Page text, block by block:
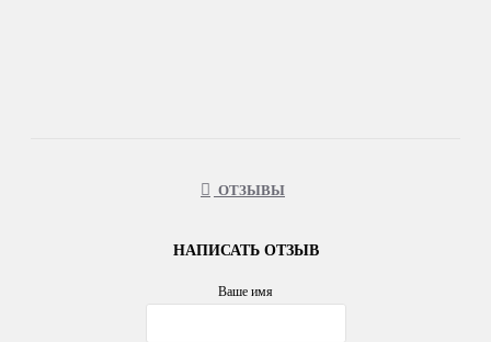
ОТЗЫВЫ
НАПИСАТЬ ОТЗЫВ
Ваше имя